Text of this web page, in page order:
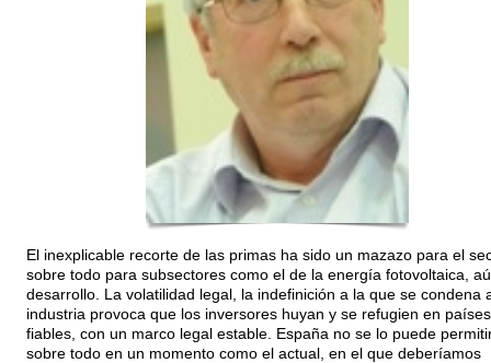
El inexplicable recorte de las primas ha sido un mazazo para el
sobre todo para subsectores como el de la energía fotovoltaica,
desarrollo. La volatilidad legal, la indefinición a la que se condena
industria provoca que los inversores huyan y se refugien en países
fiables, con un marco legal estable. España no se lo puede
sobre todo en un momento como el actual, en el que deberíamos